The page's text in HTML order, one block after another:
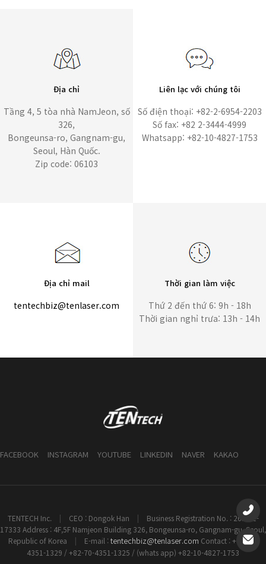
Địa chỉ
Tầng 4, 5 tòa nhà NamJeon, số
326,
Bongeunsa-ro, Gangnam-gu,
Seoul, Hàn Quốc.
Zip code: 06103
Liên lạc với chúng tôi
Số điện thoại: +82-2-6954-2203
Số fax: +82 2-3444-4999
Whatsapp: +82-10-4827-1753
Địa chỉ mail
tentechbiz@tenlaser.com
Thời gian làm việc
Thứ 2 đến thứ 6: 9h - 18h
Thời gian nghỉ trưa: 13h - 14h
FACEBOOK INSTAGRAM YOUTUBE LINKEDIN NAVER KAKAO
TENTECH Inc. | CEO : Dongok Han |
Business Registration No. : 261-81-
17333 Address : 4F,5F Namjeon Building 326, Bongeunsa-ro, Gangnam-gu, Seoul,
Republic of Korea
| E-mail :tentechbiz@tenlaser.com Contact : +82-70-
4351-1329 / +82-70-4351-1325 / (whats app) +82-10-4827-1753